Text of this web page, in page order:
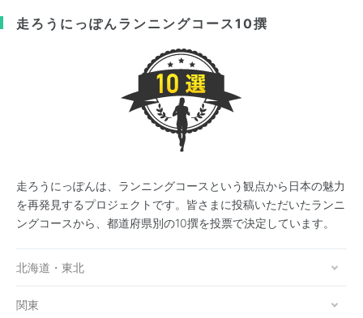
走ろうにっぽんランニングコース10撰
走ろうにっぽんは、ランニングコースという観点から日本の魅力
を再発見するプロジェクトです。皆さまに投稿いただいたランニ
ングコースから、都道府県別の10撰を投票で決定しています。
北海道・東北
関東